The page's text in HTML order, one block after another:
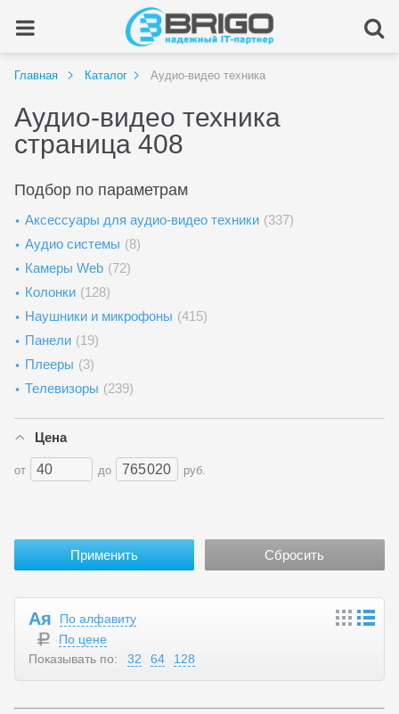
Главная Каталог Аудио-видео техника
Аудио-видео техника
страница 408
Подбор по параметрам
Аксессуары для аудио-видео техники (337)
Аудио системы (8)
Камеры Web (72)
Колонки (128)
Наушники и микрофоны (415)
Панели (19)
Плееры (3)
Телевизоры (239)
Цена
от до руб.
Ая
По алфавиту
По цене
Показывать по:
32 64 128